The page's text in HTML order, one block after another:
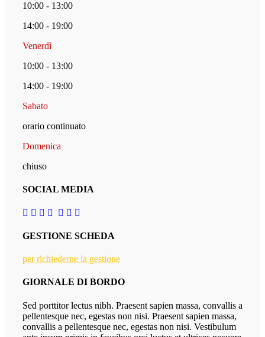
10:00 - 13:00
14:00 - 19:00
Venerdì
10:00 - 13:00
14:00 - 19:00
Sabato
orario continuato
Domenica
chiuso
SOCIAL MEDIA
GESTIONE SCHEDA
per richiederne la gestione
GIORNALE DI BORDO
Sed porttitor lectus nibh. Praesent sapien massa, convallis a
pellentesque nec, egestas non nisi. Praesent sapien massa,
convallis a pellentesque nec, egestas non nisi. Vestibulum